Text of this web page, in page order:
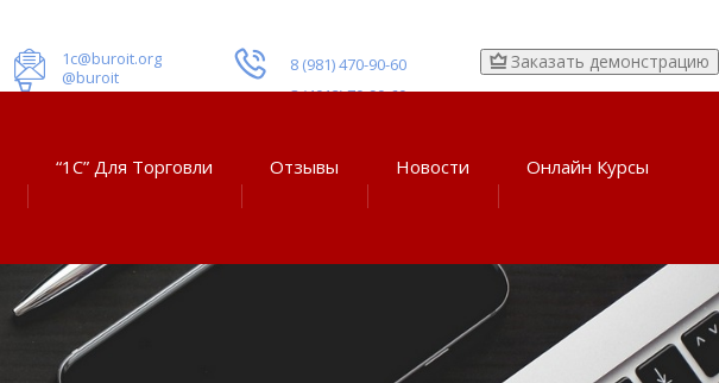
Заказать демонстрацию
8 (981) 470-90-60
8 (4012) 70-90-60
1c@buroit.org
@buroit
“1С” Для Торговли
Отзывы Новости Онлайн Курсы